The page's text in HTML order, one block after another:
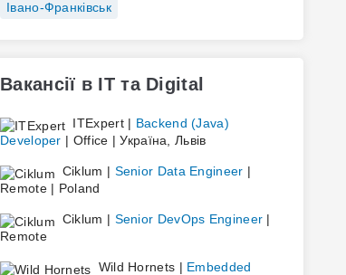
Івано-Франківськ
Вакансії в IT та Digital
ITExpert | Backend (Java)
Developer | Office | Україна, Львів
Ciklum | Senior Data Engineer |
Remote | Poland
Ciklum | Senior DevOps Engineer |
Remote
Wild Hornets | Embedded